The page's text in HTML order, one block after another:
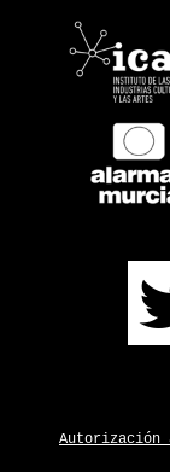
Autorización